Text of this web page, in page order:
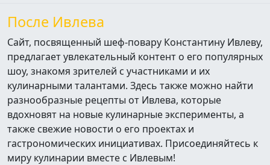
После Ивлева
Сайт, посвященный шеф-повару Константину Ивлеву,
предлагает увлекательный контент о его популярных
шоу, знакомя зрителей с участниками и их
кулинарными талантами. Здесь также можно найти
разнообразные рецепты от Ивлева, которые
вдохновят на новые кулинарные эксперименты, а
также свежие новости о его проектах и
гастрономических инициативах. Присоединяйтесь к
миру кулинарии вместе с Ивлевым!